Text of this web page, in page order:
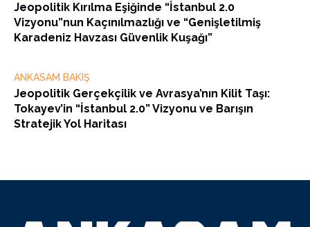
Jeopolitik Kırılma Eşiğinde “İstanbul 2.0
Vizyonu”nun Kaçınılmazlığı ve “Genişletilmiş
Karadeniz Havzası Güvenlik Kuşağı”
ANKASAM BAKIŞ
Jeopolitik Gerçekçilik ve Avrasya’nın Kilit Taşı:
Tokayev’in “İstanbul 2.0” Vizyonu ve Barışın
Stratejik Yol Haritası